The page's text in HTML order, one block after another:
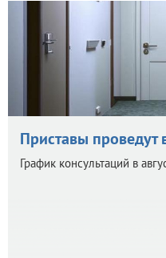
Приставы
График консультаций в